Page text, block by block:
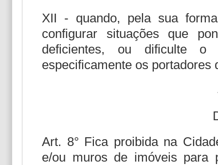
XII - quando, pela sua
configurar situações que
deficientes, ou dificulte o
especificamente os portadores
Art. 8° Fica proibida na
e/ou muros de imóveis para